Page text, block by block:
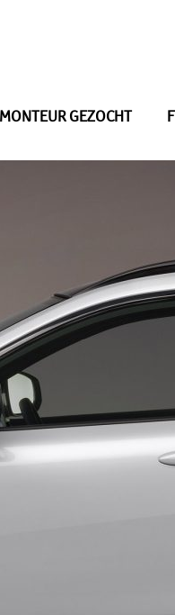
MONTEUR GEZOCHT